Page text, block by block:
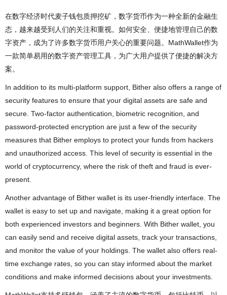
在数字经济时代麦子钱包质押挖矿，数字货币作为一种全新的金融生
态，越来越受到人们的关注和重视。如何安全、便捷地管理自己的数
字资产，成为了许多数字货币用户关心的重要问题。MathWallet作为
一款简单易用的数字资产管理工具，为广大用户提供了便捷的解决方
案。
In addition to its multi-platform support, Bither also offers a range of
security features to ensure that your digital assets are safe and
secure. Two-factor authentication, biometric recognition, and
password-protected encryption are just a few of the security
measures that Bither employs to protect your funds from hackers
and unauthorized access. This level of security is essential in the
world of cryptocurrency, where the risk of theft and fraud is ever-
present.
Another advantage of Bither wallet is its user-friendly interface. The
wallet is easy to set up and navigate, making it a great option for
both experienced investors and beginners. With Bither wallet, you
can easily send and receive digital assets, track your transactions,
and monitor the value of your holdings. The wallet also offers real-
time exchange rates, so you can stay informed about the market
conditions and make informed decisions about your investments.